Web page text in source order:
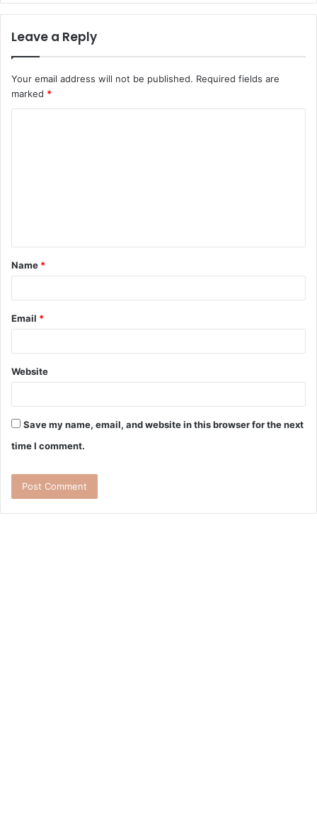
Leave a Reply
Your email address will not be published. Required fields are
marked *
Name *
Email *
Website
Save my name, email, and website in this browser for the next
time I comment.